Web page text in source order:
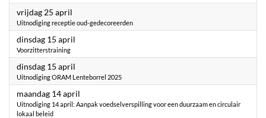
vrijdag 25 april
Uitnodiging receptie oud-gedecoreerden
dinsdag 15 april
Voorzitterstraining
dinsdag 15 april
Uitnodiging ORAM Lenteborrel 2025
maandag 14 april
Uitnodiging 14 april: Aanpak voedselverspilling voor een duurzaam en circulair
lokaal beleid